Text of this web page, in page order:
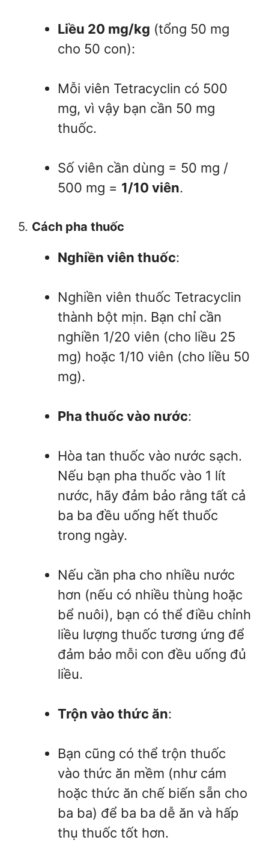
Liều 20 mg/kg (tổng 50 mg
cho 50 con):
Mỗi viên Tetracyclin có 500
mg, vì vậy bạn cần 50 mg
thuốc.
Số viên cần dùng = 50 mg /
500 mg = 1/10 viên.
5. Cách pha thuốc
Nghiền viên thuốc:
Nghiền viên thuốc Tetracyclin
thành bột mịn. Bạn chỉ cần
nghiền 1/20 viên (cho liều 25
mg) hoặc 1/10 viên (cho liều 50
mg).
Pha thuốc vào nước:
Hòa tan thuốc vào nước sạch.
Nếu bạn pha thuốc vào 1 lít
nước, hãy đảm bảo rằng tất cả
ba ba đều uống hết thuốc
trong ngày.
Nếu cần pha cho nhiều nước
hơn (nếu có nhiều thùng hoặc
bể nuôi), bạn có thể điều chỉnh
liều lượng thuốc tương ứng để
đảm bảo mỗi con đều uống đủ
liều.
Trộn vào thức ăn:
Bạn cũng có thể trộn thuốc
vào thức ăn mềm (như cám
hoặc thức ăn chế biến sẵn cho
ba ba) để ba ba dễ ăn và hấp
thụ thuốc tốt hơn.